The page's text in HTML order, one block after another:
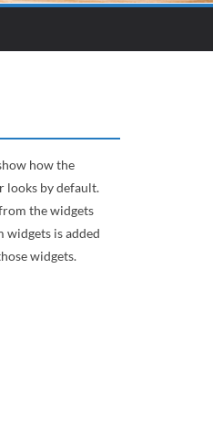
how the
looks by default.
the widgets
widgets is added
widgets.